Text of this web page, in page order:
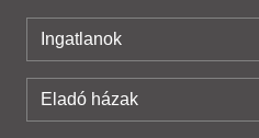
Ingatlanok
Eladó házak